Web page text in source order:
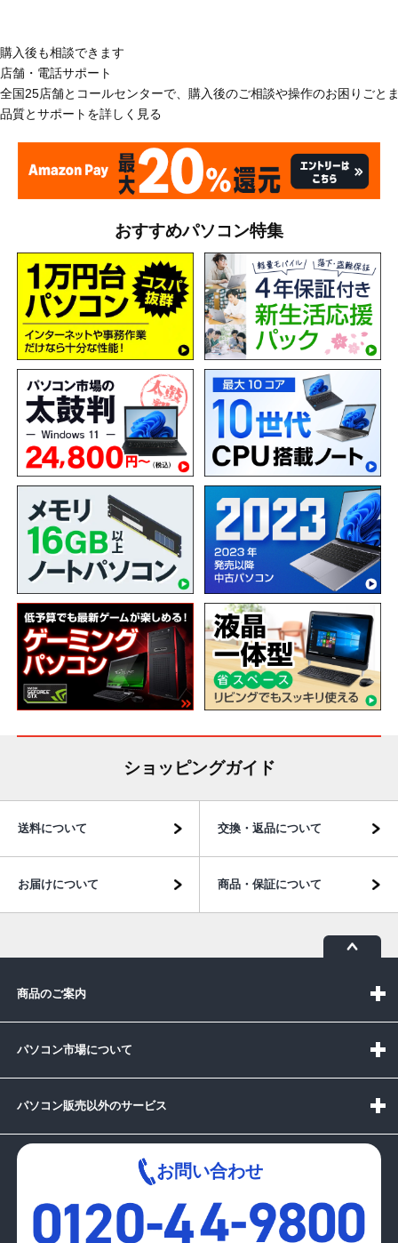
購入後も相談できます
店舗・電話サポート
全国25店舗とコールセンターで、購入後のご相談や操作のお困りごと
品質とサポートを詳しく見る
おすすめパソコン特集
ショッピングガイド
送料について 交換・返品について
お届けについて 商品・保証について
商品のご案内
パソコン市場について
パソコン販売以外のサービス
お問い合わせ